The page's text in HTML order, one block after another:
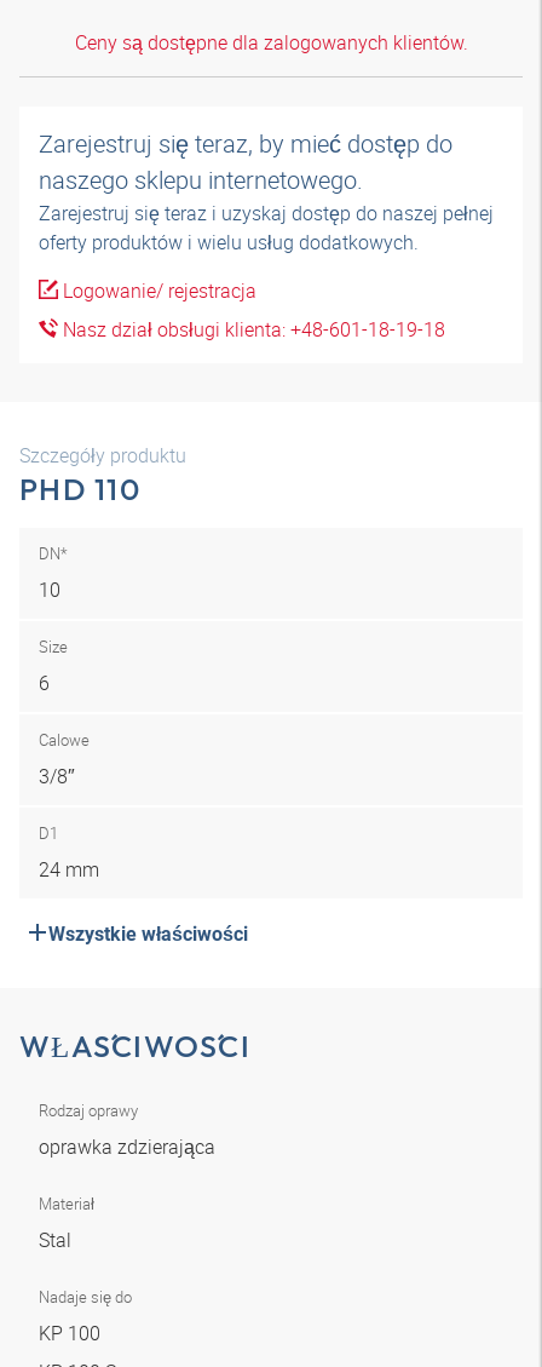
Ceny są dostępne dla zalogowanych klientów.
Zarejestruj się teraz, by mieć dostęp do
naszego sklepu internetowego.
Zarejestruj się teraz i uzyskaj dostęp do naszej pełnej
oferty produktów i wielu usług dodatkowych.
Logowanie/ rejestracja
Nasz dział obsługi klienta: +48-601-18-19-18
Szczegóły produktu
PHD 110
DN*
10
Size
6
Calowe
3/8″
D1
24 mm
Wszystkie właściwości
WŁAŚCIWOŚCI
Rodzaj oprawy
oprawka zdzierająca
Materiał
Stal
Nadaje się do
KP 100